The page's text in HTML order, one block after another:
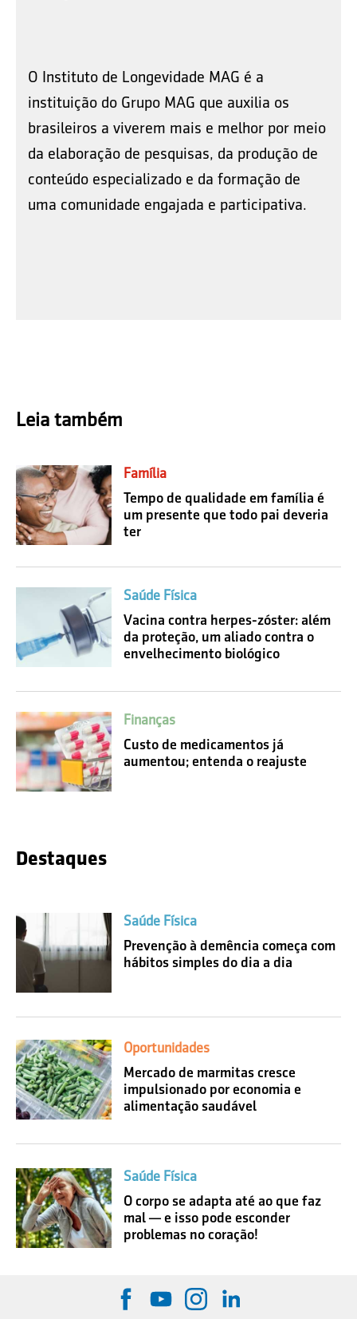
O Instituto de Longevidade MAG é a
instituição do Grupo MAG que auxilia os
brasileiros a viverem mais e melhor por meio
da elaboração de pesquisas, da produção de
conteúdo especializado e da formação de
uma comunidade engajada e participativa.
Leia também
Família
Tempo de qualidade em família é
um presente que todo pai deveria
ter
Saúde Física
Vacina contra herpes-zóster: além
da proteção, um aliado contra o
envelhecimento biológico
Finanças
Custo de medicamentos já
aumentou; entenda o reajuste
Destaques
Saúde Física
Prevenção à demência começa com
hábitos simples do dia a dia
Oportunidades
Mercado de marmitas cresce
impulsionado por economia e
alimentação saudável
Saúde Física
O corpo se adapta até ao que faz
mal — e isso pode esconder
problemas no coração!